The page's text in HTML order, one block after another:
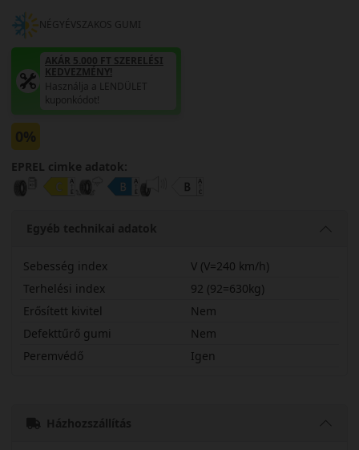
NÉGYÉVSZAKOS GUMI
AKÁR 5.000 FT SZERELÉSI
KEDVEZMÉNY!
Használja a LENDÜLET
kuponkódot!
0%
EPREL cimke adatok:
Egyéb technikai adatok
Sebesség index
V (V=240 km/h)
Terhelési index
92 (92=630kg)
Erősített kivitel
Nem
Defekttűrő gumi
Nem
Peremvédő
Igen
Házhozszállítás